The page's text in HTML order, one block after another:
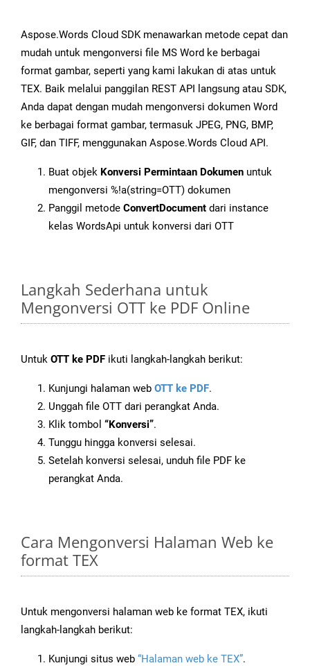
Aspose.Words Cloud SDK menawarkan metode cepat dan
mudah untuk mengonversi file MS Word ke berbagai
format gambar, seperti yang kami lakukan di atas untuk
TEX. Baik melalui panggilan REST API langsung atau SDK,
Anda dapat dengan mudah mengonversi dokumen Word
ke berbagai format gambar, termasuk JPEG, PNG, BMP,
GIF, dan TIFF, menggunakan Aspose.Words Cloud API.
Buat objek Konversi Permintaan Dokumen untuk
mengonversi %!a(string=OTT) dokumen
Panggil metode ConvertDocument dari instance
kelas WordsApi untuk konversi dari OTT
Langkah Sederhana untuk
Mengonversi OTT ke PDF Online
Untuk OTT ke PDF ikuti langkah-langkah berikut:
Kunjungi halaman web OTT ke PDF.
Unggah file OTT dari perangkat Anda.
Klik tombol “Konversi”.
Tunggu hingga konversi selesai.
Setelah konversi selesai, unduh file PDF ke
perangkat Anda.
Cara Mengonversi Halaman Web ke
format TEX
Untuk mengonversi halaman web ke format TEX, ikuti
langkah-langkah berikut:
Kunjungi situs web “Halaman web ke TEX”.